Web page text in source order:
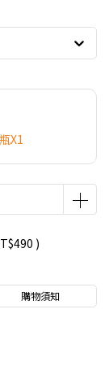
X1
)
購物須知